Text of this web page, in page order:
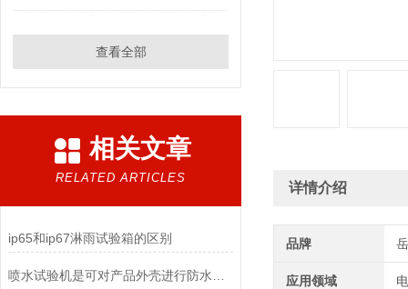
查看全部
相关文章
RELATED ARTICLES
ip65和ip67淋雨试验箱的区别
详情介绍
品牌
应用领域